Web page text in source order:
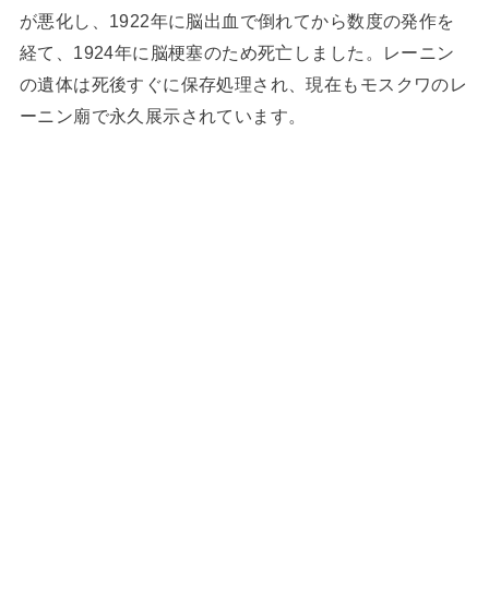
が悪化し、1922年に脳出血で倒れてから数度の発作を
経て、1924年に脳梗塞のため死亡しました。レーニン
の遺体は死後すぐに保存処理され、現在もモスクワのレ
ーニン廟で永久展示されています。